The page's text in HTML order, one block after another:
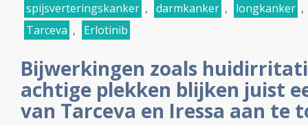
spijsverteringskanker , darmkanker , longkanker ,
Tarceva , Erlotinib
Bijwerkingen zoals
achtige plekken blijken juist
van Tarceva en Iressa aan te